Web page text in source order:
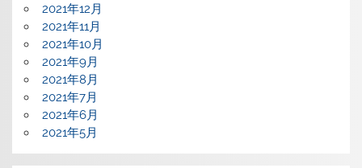
2021年12月
2021年11月
2021年10月
2021年9月
2021年8月
2021年7月
2021年6月
2021年5月